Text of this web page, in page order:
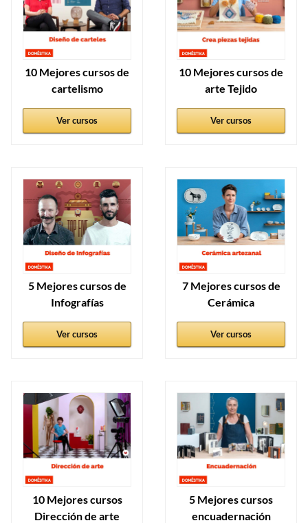
10 Mejores cursos de
cartelismo
Ver cursos
10 Mejores cursos de
arte Tejido
Ver cursos
5 Mejores cursos de
Infografías
Ver cursos
7 Mejores cursos de
Cerámica
Ver cursos
10 Mejores cursos
Dirección de arte
5 Mejores cursos
encuadernación